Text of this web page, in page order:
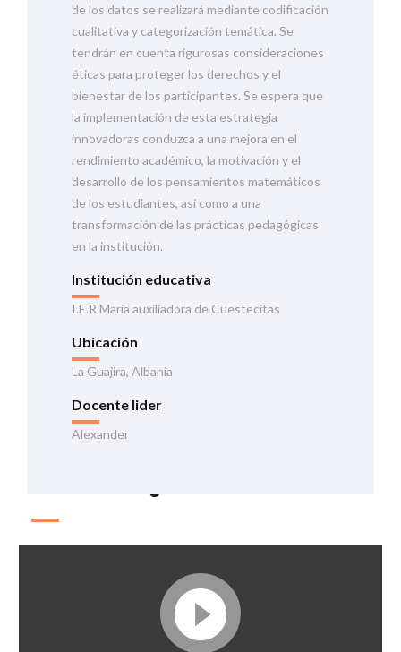
de los datos se realizará mediante codificación
cualitativa y categorización temática. Se
tendrán en cuenta rigurosas consideraciones
éticas para proteger los derechos y el
bienestar de los participantes. Se espera que
la implementación de esta estrategia
innovadoras conduzca a una mejora en el
rendimiento académico, la motivación y el
desarrollo de los pensamientos matemáticos
de los estudiantes, así como a una
transformación de las prácticas pedagógicas
en la institución.
Institución educativa
I.E.R Maria auxiliadora de Cuestecitas
Ubicación
La Guajira, Albania
Docente lider
Alexander